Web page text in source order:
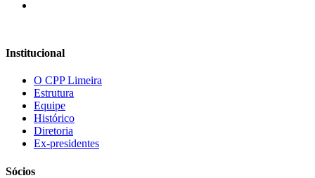
Institucional
O CPP Limeira
Estrutura
Equipe
Histórico
Diretoria
Ex-presidentes
Sócios